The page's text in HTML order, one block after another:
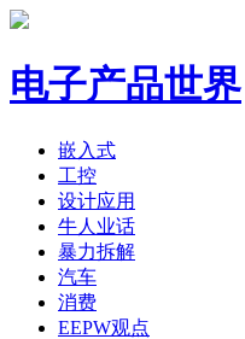
电子产品世界
嵌入式
工控
设计应用
牛人业话
暴力拆解
汽车
消费
EEPW观点